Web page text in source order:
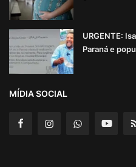
URGENTE:
Paraná e
MÍDIA SOCIAL